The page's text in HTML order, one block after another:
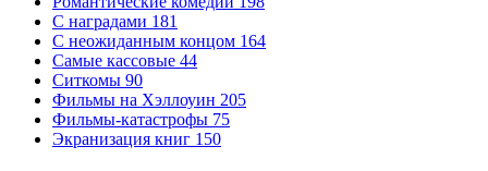
С наградами 181
С неожиданным концом 164
Самые кассовые 44
Ситкомы 90
Фильмы на Хэллоуин 205
Фильмы-катастрофы 75
Экранизация книг 150